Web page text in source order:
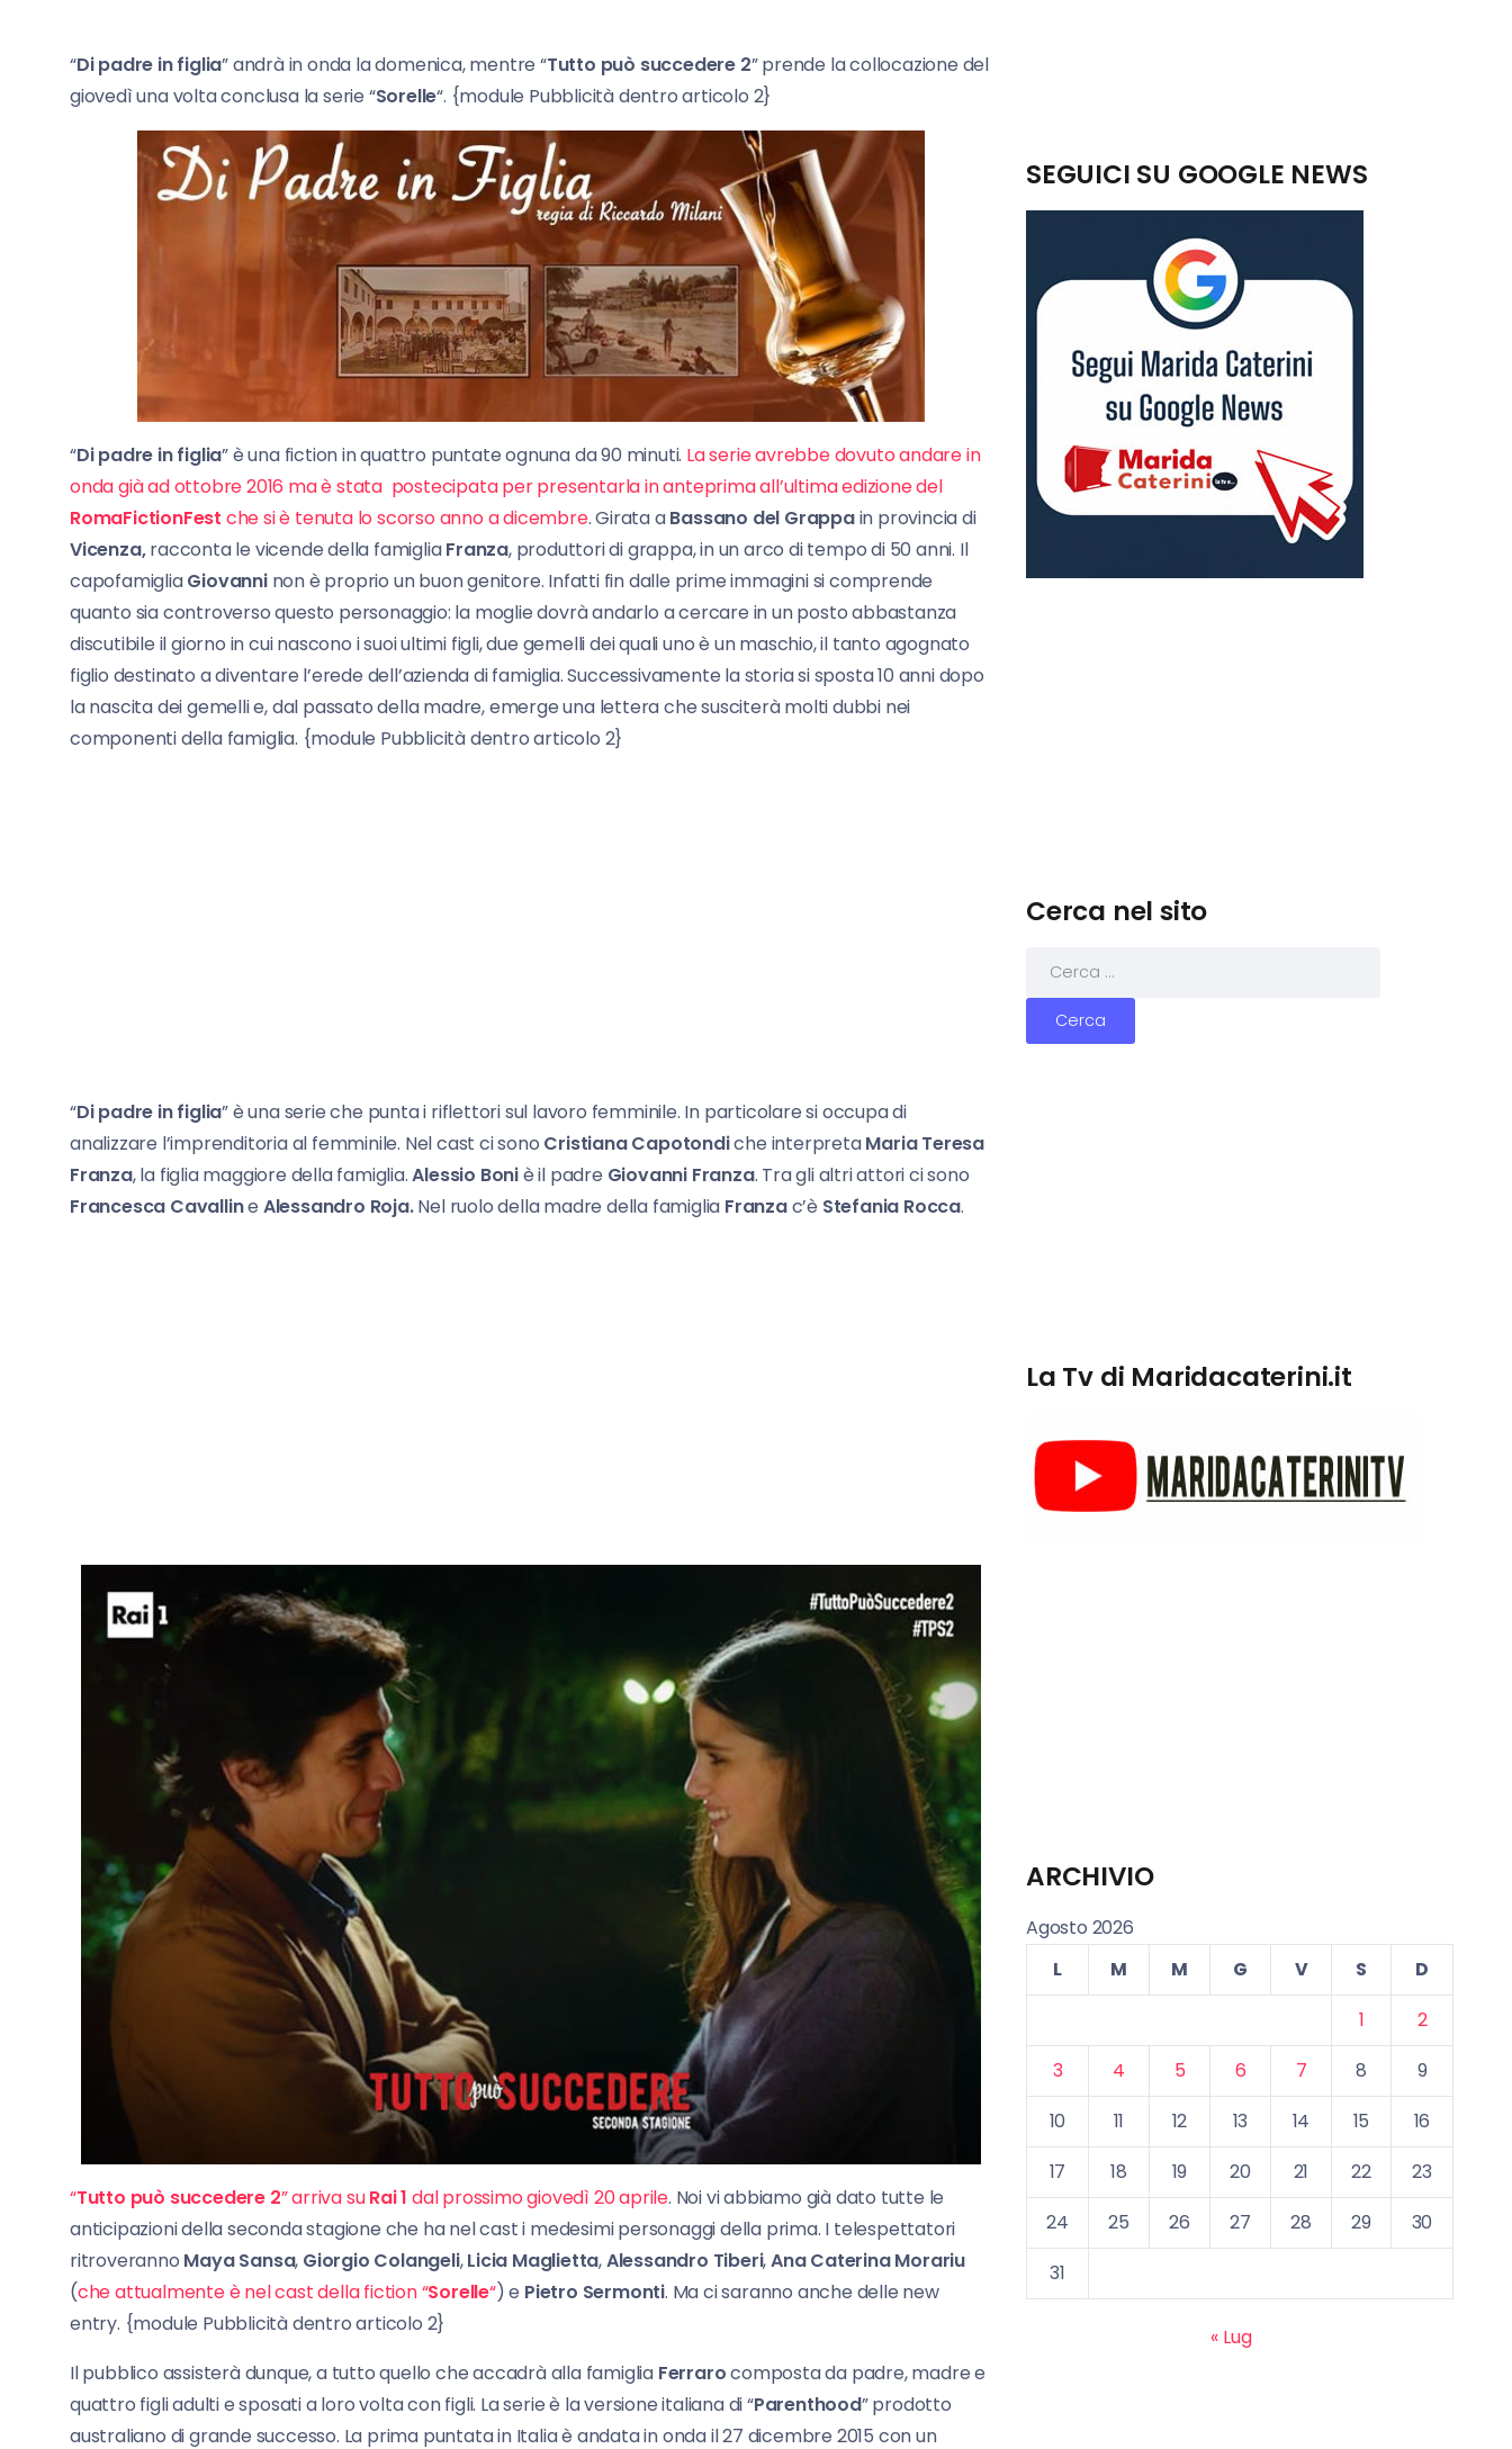
“Di padre in figlia” andrà in onda la domenica, mentre “Tutto può succedere 2” prende la collocazione del
giovedì una volta conclusa la serie “Sorelle“. {module Pubblicità dentro articolo 2}
“Di padre in figlia” è una fiction in quattro puntate ognuna da 90 minuti. La serie avrebbe dovuto andare in
onda già ad ottobre 2016 ma è stata postecipata per presentarla in anteprima all’ultima edizione del
RomaFictionFest che si è tenuta lo scorso anno a dicembre. Girata aBassano del Grappain provincia di
Vicenza,racconta le vicende della famigliaFranza, produttori di grappa, in un arco di tempo di 50 anni. Il
capofamigliaGiovanninon è proprio un buon genitore. Infatti fin dalle prime immagini si comprende
quanto sia controverso questo personaggio: la moglie dovrà andarlo a cercare in un posto abbastanza
discutibile il giorno in cui nascono i suoi ultimi figli, due gemelli dei quali uno è un maschio, il tanto agognato
figlio destinato a diventare l’erede dell’azienda di famiglia. Successivamente la storia si sposta 10 anni dopo
la nascita dei gemelli e, dal passato della madre, emerge una lettera che susciterà molti dubbi nei
componenti della famiglia. {module Pubblicità dentro articolo 2}
“Di padre in figlia” è una serie che punta i riflettori sul lavoro femminile. In particolare si occupa di
analizzare l’imprenditoria al femminile. Nel cast ci sono Cristiana Capotondiche interpretaMaria Teresa
Franza, la figlia maggiore della famiglia.Alessio Boniè il padre Giovanni Franza. Tra gli altri attori ci sono
Francesca Cavalline Alessandro Roja.Nel ruolo della madre della famiglia Franzac’è Stefania Rocca.
“Tutto può succedere 2” arriva suRai 1 dal prossimo giovedì 20 aprile. Noi vi abbiamo già dato tutte le
anticipazioni della seconda stagione che ha nel cast i medesimi personaggi della prima. I telespettatori
ritroveranno Maya Sansa, Giorgio Colangeli,Licia Maglietta,Alessandro Tiberi,Ana Caterina Morariu
(che attualmente è nel cast della fiction “Sorelle“) e Pietro Sermonti. Ma ci saranno anche delle new
entry. {module Pubblicità dentro articolo 2}
Il pubblico assisterà dunque, a tutto quello che accadrà alla famiglia Ferrarocomposta da padre, madre e
quattro figli adulti e sposati a loro volta con figli. La serie è la versione italiana di “Parenthood” prodotto
australiano di grande successo. La prima puntata in Italia è andata in onda il 27 dicembre 2015 con un
SEGUICI SU GOOGLE NEWS
Cerca nel sito
La Tv di Maridacaterini.it
ARCHIVIO
Agosto 2026
L
M M G V S
D
1
2
3
4 5 6 7 8
9
10
11 12 13 14 15
16
17
18 19 20 21 22
23
24
25 26 27 28 29
30
31
« Lug